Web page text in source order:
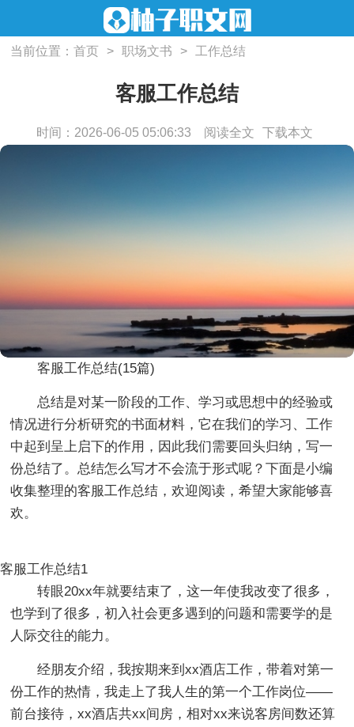
当前位置：首页 > 职场文书 > 工作总结
客服工作总结
时间：2026-06-05 05:06:33 阅读全文 下载本文
客服工作总结(15篇)
总结是对某一阶段的工作、学习或思想中的经验或
情况进行分析研究的书面材料，它在我们的学习、工作
中起到呈上启下的作用，因此我们需要回头归纳，写一
份总结了。总结怎么写才不会流于形式呢？下面是小编
收集整理的客服工作总结，欢迎阅读，希望大家能够喜
欢。
客服工作总结1
转眼20xx年就要结束了，这一年使我改变了很多，
也学到了很多，初入社会更多遇到的问题和需要学的是
人际交往的能力。
经朋友介绍，我按期来到xx酒店工作，带着对第一
份工作的热情，我走上了我人生的第一个工作岗位——
前台接待，xx酒店共xx间房，相对xx来说客房间数还算